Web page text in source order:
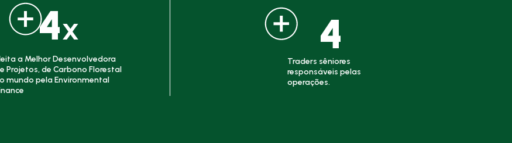
a Melhor Desenvolvedora
Projetos, de Carbono Florestal
mundo pela Environmental
4X
Traders sêniores
responsáveis pelas
operações.
4